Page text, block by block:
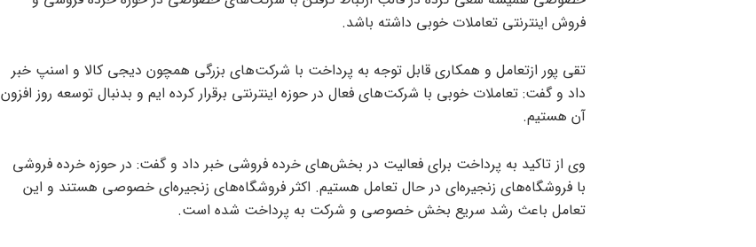
فروش اینترنتی تعاملات خوبی داشته باشد.
تقی پور ازتعامل و همکاری قابل توجه به پرداخت با شرکت‌های بزرگی همچون دیجی کالا و اسنپ خبر
داد و گفت: تعاملات خوبی با شرکت‌های فعال در حوزه اینترنتی برقرار کرده ایم و بدنبال توسعه روز افزون
آن هستیم.
وی از تاکید به پرداخت برای فعالیت در بخش‌های خرده فروشی خبر داد و گفت: در حوزه خرده فروشی
با فروشگاه‌های زنجیره‌ای در حال تعامل هستیم. اکثر فروشگاه‌های زنجیره‌ای خصوصی هستند و این
تعامل باعث رشد سریع بخش خصوصی و شرکت به پرداخت شده است.